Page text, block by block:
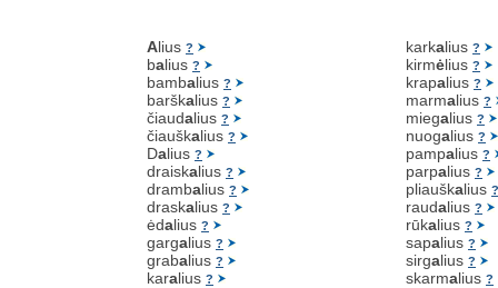
Alius ?
balius ?
bambalius ?
barškalius ?
čiaudalius ?
čiauškalius ?
Dalius ?
draiskalius ?
drambalius ?
draskalius ?
ėdalius ?
gargalius ?
grabalius ?
karalius ?
karkalius ?
kirmėlius ?
krapalius ?
marmalius ?
miegalius ?
nuogalius ?
pampalius ?
parpalius ?
pliauškalius ?
raudalius ?
rūkalius ?
sapalius ?
sirgalius ?
skarmalius ?